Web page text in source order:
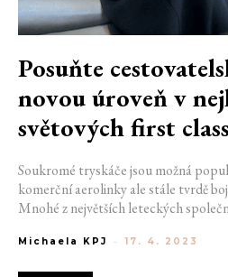
Posuňte
novou úroveň v
světových first class
Soukromé tryskáče jsou možná
komerční aerolinky ale stále tvrdě
Mnohé z největších leteckých
first a business class na něco
Michaela KPJ - 17. 4. 2023